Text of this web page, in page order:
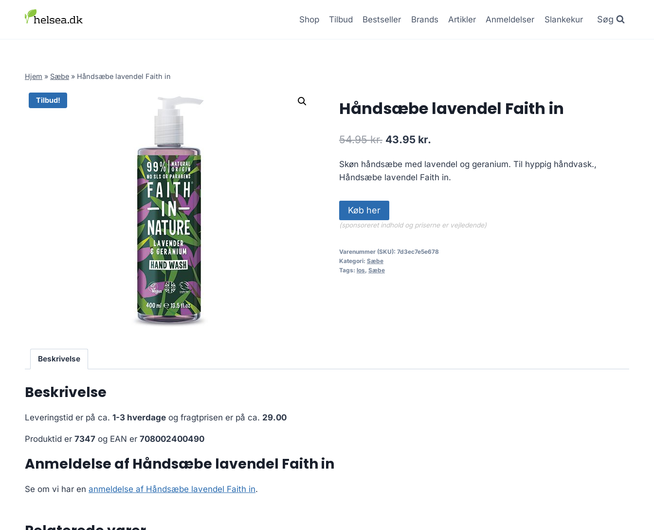
Shop Tilbud Bestseller Brands Artikler Anmeldelser Slankekur Søg
Hjem » Sæbe » Håndsæbe lavendel Faith in
Tilbud! Håndsæbe lavendel Faith in
54.95kr. Den
pris
54.95 kr..
43.95 kr.
pris
Skøn håndsæbe med lavendel og geranium. Til hyppig håndvask.,
Håndsæbe lavendel Faith in.
Køb her
(sponsoreret indhold og priserne er vejledende)
Varenummer (SKU): 7d3ec7e5e678
Kategori: Sæbe
Tags: los, Sæbe
Beskrivelse
Beskrivelse
Leveringstid er på ca. 1-3 hverdage og fragtprisen er på ca. 29.00
Produktid er 7347 og EAN er 708002400490
Anmeldelse af Håndsæbe lavendel Faith in
Se om vi har en anmeldelse af Håndsæbe lavendel Faith in.